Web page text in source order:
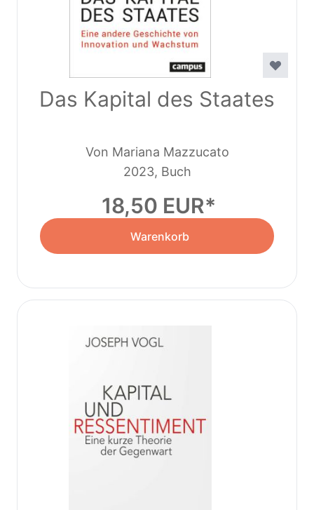
Das Kapital des Staates
Von Mariana Mazzucato
2023, Buch
18,50 EUR
Warenkorb